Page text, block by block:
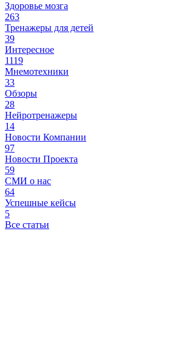
Здоровье мозга
263
Тренажеры для детей
39
Интересное
1119
Мнемотехники
33
Обзоры
28
Нейротренажеры
14
Новости Компании
97
Новости Проекта
59
СМИ о нас
64
Успешные кейсы
5
Все статьи